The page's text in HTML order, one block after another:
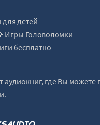
для детей
Игры Головоломки
бесплатно
аудиокниг, где Вы